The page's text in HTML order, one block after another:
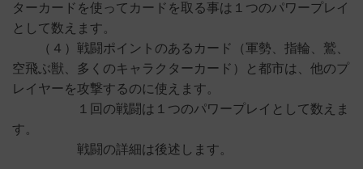
ターカードを使ってカードを取る事は１つのパワープレイ
として数えます。
（４）戦闘ポイントのあるカード（軍勢、指輪、鷲、
空飛ぶ獣、多くのキャラクターカード）と都市は、他のプ
レイヤーを攻撃するのに使えます。
１回の戦闘は１つのパワープレイとして数えま
す。
戦闘の詳細は後述します。